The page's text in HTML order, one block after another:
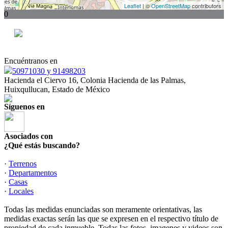
Leaflet | ©OpenStreetMapcontributors
0
Encuéntranos en
50971030 y 91498203
Hacienda el Ciervo 16, Colonia Hacienda de las Palmas,
Huixqullucan, Estado de México
Síguenos en
Asociados con
¿Qué estás buscando?
· Terrenos
· Departamentos
· Casas
· Locales
Todas las medidas enunciadas son meramente orientativas, las
medidas exactas serán las que se expresen en el respectivo título de